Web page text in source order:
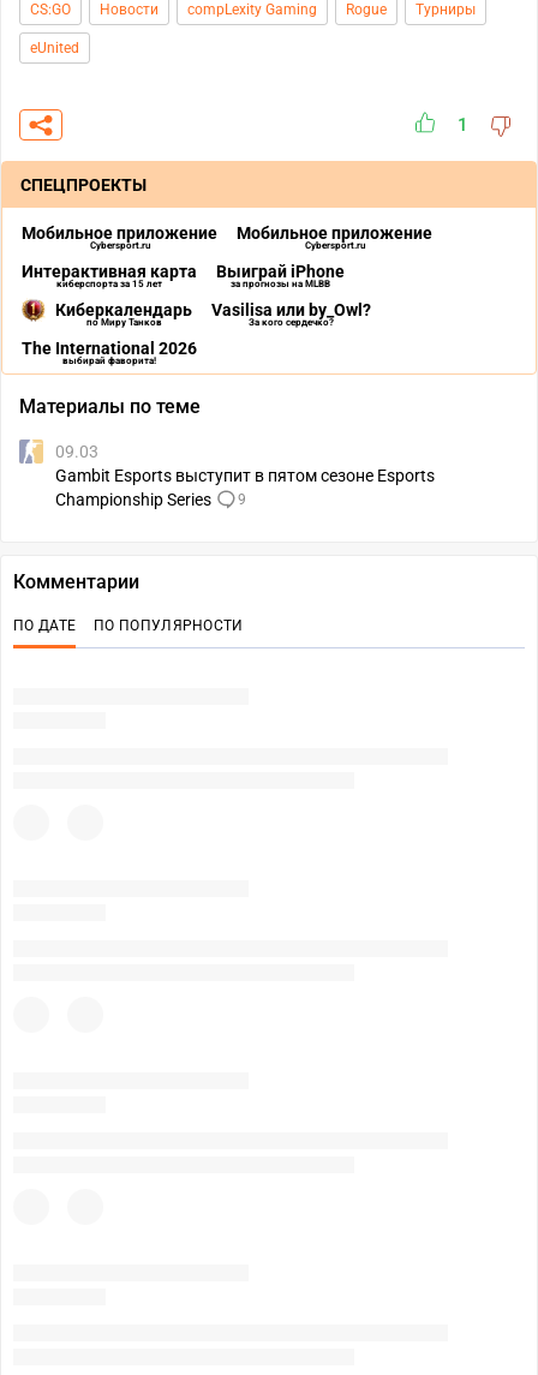
CS:GO Новости compLexity Gaming Rogue Турниры
eUnited
1
СПЕЦПРОЕКТЫ
Мобильное приложение
Cybersport.ru
Мобильное приложение
Cybersport.ru
Интерактивная карта
киберспорта за 15 лет
Выиграй iPhone
за прогнозы на MLBB
Киберкалендарь
по Миру Танков
Vasilisa или by_Owl?
За кого сердечко?
The International 2026
выбирай фаворита!
Материалы по теме
09.03
Gambit Esports выступит в пятом сезоне Esports
Championship Series
9
Комментарии
ПО ДАТЕ ПО ПОПУЛЯРНОСТИ